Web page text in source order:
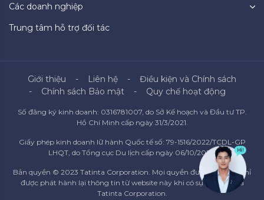
Các doanh nghiệp
Trung tâm hỗ trợ đối tác
Giới thiệu Liên hệ
Điều kiện và Chính sách
Chính sách Bảo mật
Quy chế hoạt động
Số đăng ký kinh doanh: 0316781007, do Sở Kế hoạch và Đầu tư TP.
Hồ Chí Minh cấp ngày 31/3/2021.
Giấy phép kinh doanh lữ hành Quốc tế số: 79-1516/2022/TCDL-GP
LHQT, do Tổng cục Du lịch cấp ngày 06/10/2022.
Bản quyền © 2023 Tatinta Corporation. Mọi quyền được bảo lưu. Chỉ
được phát hành lại thông tin từ website này khi có sự đồng ý của
Tatinta Corporation.